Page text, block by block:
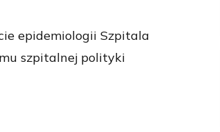
epidemiologii Szpitala
szpitalnej polityki